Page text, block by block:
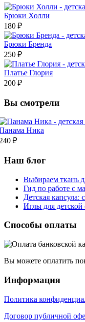
Брюки Холли
180 ₽
Брюки Бренда
250 ₽
Платье Глория
200 ₽
Вы смотрели
Ника
₽
Наш блог
Выбираем ткань
Гид по работе с
Детская капсула:
Иглы для
Способы оплаты
Вы можете оплатить
Информация
Политика
Договор публичной